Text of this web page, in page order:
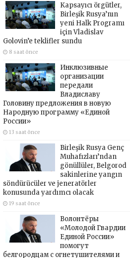
Kapsayıcı örgütler,
Birleşik Rusya’nın
yeni Halk Programı
için Vladislav
Golovin’e teklifler sundu
8 saat önce
Инклюзивные
организации
передали
Владиславу
Головину предложения в новую
Народную программу «Единой
России»
13 saat önce
Birleşik Rusya Genç
Muhafızları’ndan
gönüllüler, Belgorod
sakinlerine yangın
söndürücüler ve jeneratörler
konusunda yardımcı olacak
19 saat önce
Волонтёры
«Молодой Гвардии
Единой России»
помогут
белгородцам с огнетушителями и